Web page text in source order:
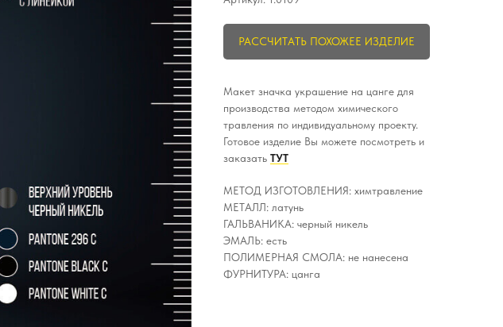
РАССЧИТАТЬ ПОХОЖЕЕ ИЗДЕЛИЕ
Макет значка украшение на цанге для
производства методом химического
травления по индивидуальному проекту.
Готовое изделие Вы можете посмотреть и
заказать ТУТ
МЕТОД ИЗГОТОВЛЕНИЯ: химтравление
МЕТАЛЛ: латунь
ГАЛЬВАНИКА: черный никель
ЭМАЛЬ: есть
ПОЛИМЕРНАЯ СМОЛА: не нанесена
ФУРНИТУРА: цанга